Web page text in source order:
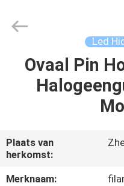
HUIS
ONGEVEER
ONS
Technology
Reserved.
Led
Ovaal Pin
Plaats van
herkomst:
Merknaam: